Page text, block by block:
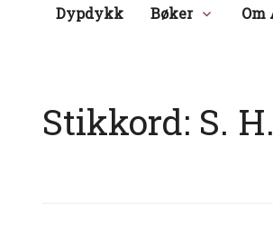
Dypdykk
Bøker
Stikkord: S.